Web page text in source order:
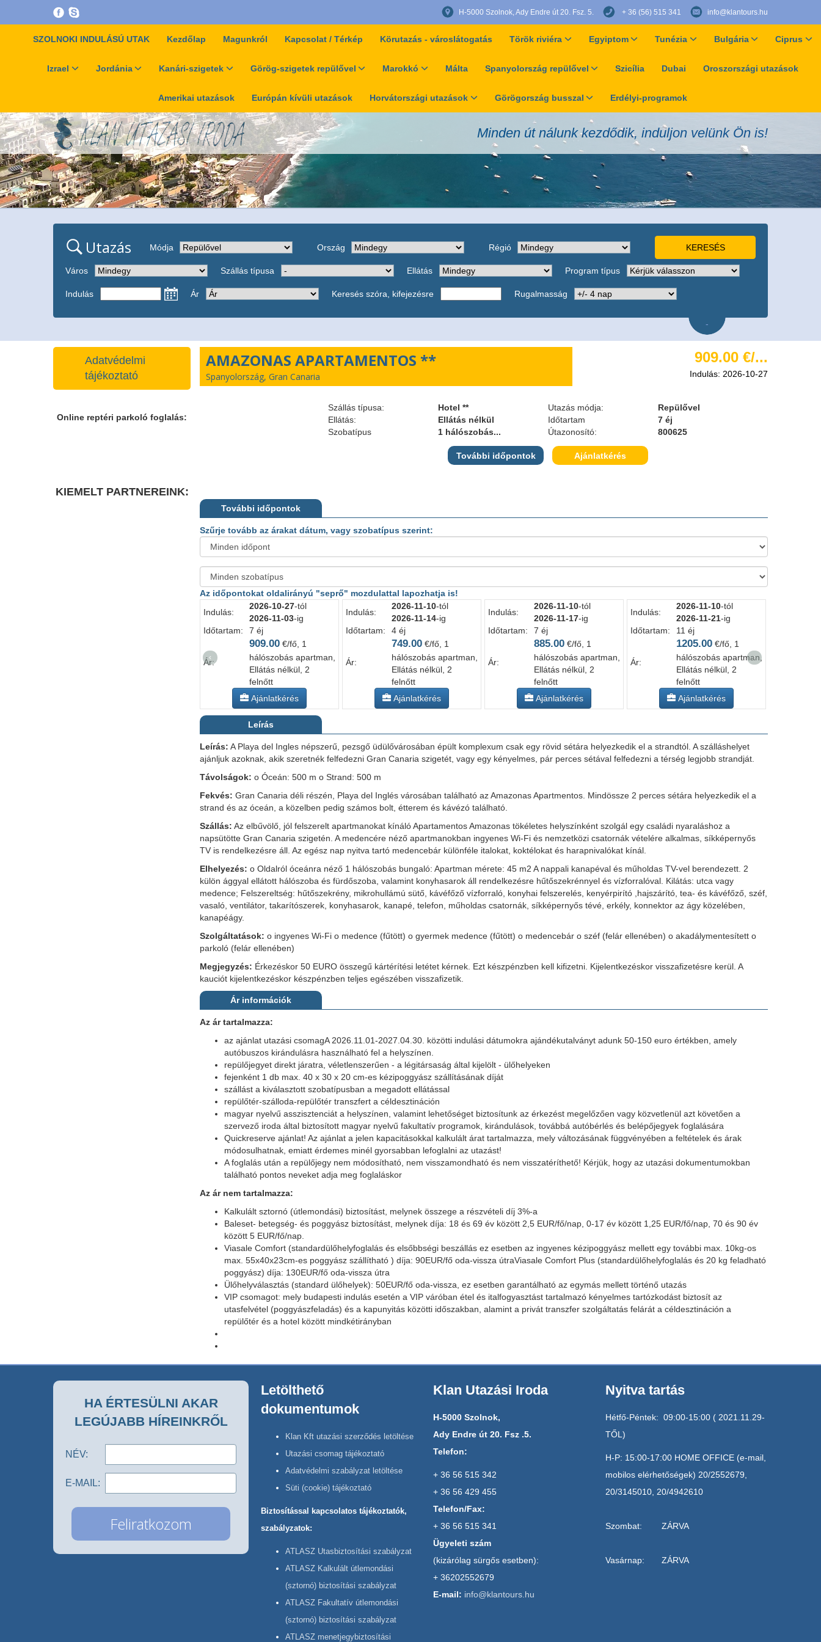
H-5000 Szolnok, Ady Endre út 20. Fsz. 5. + 36 (56) 515 341 info@klantours.hu
SZOLNOKI INDULÁSÚ UTAK Kezdőlap Magunkról Kapcsolat / Térkép Körutazás - városlátogatás Török riviéra Egyiptom Tunézia Bulgária Ciprus
Izrael Jordánia Kanári-szigetek Görög-szigetek repülővel Marokkó Málta Spanyolország repülővel Szicília Dubai Oroszországi utazások
Amerikai utazások Európán kívüli utazások Horvátországi utazások Görögország busszal Erdélyi-programok
Minden út nálunk kezdődik, induljon velünk Ön is!
Utazás Módja Ország Régió
Város Szállás típusa Ellátás Program típus
Indulás Ár Keresés szóra, kifejezésre Rugalmasság
-
Adatvédelmi
tájékoztató
Online reptéri parkoló foglalás:
KIEMELT PARTNEREINK:
AMAZONAS APARTAMENTOS **
Spanyolország, Gran Canaria
909.00 €/...
Indulás: 2026-10-27
Szállás típusa: Hotel ** Utazás módja:
Repülővel
Ellátás:
Ellátás nélkül Időtartam
7 éj
Szobatípus
1 hálószobás... Útazonosító: 800625
További időpontok Ajánlatkérés
További időpontok
Szűrje tovább az árakat dátum, vagy szobatípus szerint:
Az időpontokat oldalirányú "seprő" mozdulattal lapozhatja is!
Indulás:
2026-10-27-tól
2026-11-03-ig
Időtartam:
7 éj
Ár:
909.00 €/fő, 1
hálószobás apartman,
Ellátás nélkül, 2
felnőtt
Ajánlatkérés
Indulás:
2026-11-10-tól
2026-11-14-ig
Időtartam:
4 éj
Ár:
749.00 €/fő, 1
hálószobás apartman,
Ellátás nélkül, 2
felnőtt
Ajánlatkérés
Indulás:
2026-11-10-tól
2026-11-17-ig
Időtartam:
7 éj
Ár:
885.00 €/fő, 1
hálószobás apartman,
Ellátás nélkül, 2
felnőtt
Ajánlatkérés
Indulás:
2026-11-10-tól
2026-11-21-ig
Időtartam:
11 éj
Ár:
1205.00 €/fő, 1
hálószobás apartman,
Ellátás nélkül, 2
felnőtt
Ajánlatkérés
‹ ›
Leírás
Leírás: A Playa del Ingles népszerű, pezsgő üdülővárosában épült komplexum csak egy rövid sétára helyezkedik el a strandtól. A szálláshelyet
ajánljuk azoknak, akik szeretnék felfedezni Gran Canaria szigetét, vagy egy kényelmes, pár perces sétával felfedezni a térség legjobb strandját.
Távolságok: o Óceán: 500 m o Strand: 500 m
Fekvés: Gran Canaria déli részén, Playa del Inglés városában található az Amazonas Apartmentos. Mindössze 2 perces sétára helyezkedik el a
strand és az óceán, a közelben pedig számos bolt, étterem és kávézó található.
Szállás: Az elbűvölő, jól felszerelt apartmanokat kínáló Apartamentos Amazonas tökéletes helyszínként szolgál egy családi nyaraláshoz a
napsütötte Gran Canaria szigetén. A medencére néző apartmanokban ingyenes Wi-Fi és nemzetközi csatornák vételére alkalmas, síkképernyős
TV is rendelkezésre áll. Az egész nap nyitva tartó medencebár különféle italokat, koktélokat és harapnivalókat kínál.
Elhelyezés: o Oldalról óceánra néző 1 hálószobás bungaló: Apartman mérete: 45 m2 A nappali kanapéval és műholdas TV-vel berendezett. 2
külön ággyal ellátott hálószoba és fürdőszoba, valamint konyhasarok áll rendelkezésre hűtőszekrénnyel és vízforralóval. Kilátás: utca vagy
medence; Felszereltség: hűtőszekrény, mikrohullámú sütő, kávéfőző vízforraló, konyhai felszerelés, kenyérpirító ,hajszárító, tea- és kávéfőző, széf,
vasaló, ventilátor, takarítószerek, konyhasarok, kanapé, telefon, műholdas csatornák, síkképernyős tévé, erkély, konnektor az ágy közelében,
kanapéágy.
Szolgáltatások: o ingyenes Wi-Fi o medence (fűtött) o gyermek medence (fűtött) o medencebár o széf (felár ellenében) o akadálymentesített o
parkoló (felár ellenében)
Megjegyzés: Érkezéskor 50 EURO összegű kártérítési letétet kérnek. Ezt készpénzben kell kifizetni. Kijelentkezéskor visszafizetésre kerül. A
kauciót kijelentkezéskor készpénzben teljes egészében visszafizetik.
Ár információk
Az ár tartalmazza:
az ajánlat utazási csomagA 2026.11.01-2027.04.30. közötti indulási dátumokra ajándékutalványt adunk 50-150 euro értékben, amely
autóbuszos kirándulásra használható fel a helyszínen.
repülőjegyet direkt járatra, véletlenszerűen - a légitársaság által kijelölt - ülőhelyeken
fejenként 1 db max. 40 x 30 x 20 cm-es kézipoggyász szállításának díját
szállást a kiválasztott szobatípusban a megadott ellátással
repülőtér-szálloda-repülőtér transzfert a céldesztináción
magyar nyelvű asszisztenciát a helyszínen, valamint lehetőséget biztosítunk az érkezést megelőzően vagy közvetlenül azt követően a
szervező iroda által biztosított magyar nyelvű fakultatív programok, kirándulások, továbbá autóbérlés és belépőjegyek foglalására
Quickreserve ajánlat! Az ajánlat a jelen kapacitásokkal kalkulált árat tartalmazza, mely változásának függvényében a feltételek és árak
módosulhatnak, emiatt érdemes minél gyorsabban lefoglalni az utazást!
A foglalás után a repülőjegy nem módosítható, nem visszamondható és nem visszatéríthető! Kérjük, hogy az utazási dokumentumokban
található pontos neveket adja meg foglaláskor
Az ár nem tartalmazza:
Kalkulált sztornó (útlemondási) biztosítást, melynek összege a részvételi díj 3%-a
Baleset- betegség- és poggyász biztosítást, melynek díja: 18 és 69 év között 2,5 EUR/fő/nap, 0-17 év között 1,25 EUR/fő/nap, 70 és 90 év
között 5 EUR/fő/nap.
Viasale Comfort (standardülőhelyfoglalás és elsőbbségi beszállás ez esetben az ingyenes kézipoggyász mellett egy további max. 10kg-os
max. 55x40x23cm-es poggyász szállítható ) díja: 90EUR/fő oda-vissza útraViasale Comfort Plus (standardülőhelyfoglalás és 20 kg feladható
poggyász) díja: 130EUR/fő oda-vissza útra
Ülőhelyválasztás (standard ülőhelyek): 50EUR/fő oda-vissza, ez esetben garantálható az egymás mellett történő utazás
VIP csomagot: mely budapesti indulás esetén a VIP váróban étel és italfogyasztást tartalmazó kényelmes tartózkodást biztosít az
utasfelvétel (poggyászfeladás) és a kapunyitás közötti időszakban, alamint a privát transzfer szolgáltatás felárát a céldesztináción a
repülőtér és a hotel között mindkétirányban
HA ÉRTESÜLNI AKAR
LEGÚJABB HÍREINKRŐL
NÉV:
E-MAIL:
Letölthető
dokumentumok
Klan Kft utazási szerződés letöltése
Utazási csomag tájékoztató
Adatvédelmi szabályzat letöltése
Süti (cookie) tájékoztató
Biztosítással kapcsolatos tájékoztatók,
szabályzatok:
ATLASZ Utasbiztosítási szabályzat
ATLASZ Kalkulált útlemondási
(sztornó) biztosítási szabályzat
ATLASZ Fakultatív útlemondási
(sztornó) biztosítási szabályzat
ATLASZ menetjegybiztosítási
Klan Utazási Iroda
H-5000 Szolnok,
Ady Endre út 20. Fsz .5.
Telefon:
+ 36 56 515 342
+ 36 56 429 455
Telefon/Fax:
+ 36 56 515 341
Ügyeleti szám
(kizárólag sürgős esetben):
+ 36202552679
E-mail: info@klantours.hu
Nyitva tartás
Hétfő-Péntek: 09:00-15:00 ( 2021.11.29-
TŐL)
H-P: 15:00-17:00 HOME OFFICE (e-mail,
mobilos elérhetőségek) 20/2552679,
20/3145010, 20/4942610
Szombat: ZÁRVA
Vasárnap: ZÁRVA